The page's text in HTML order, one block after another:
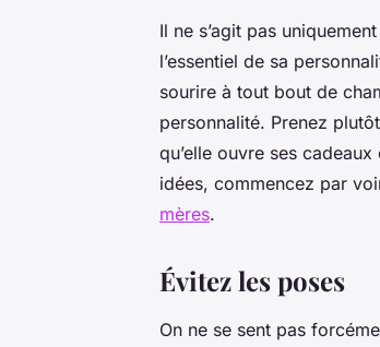
Il ne s’agit pas
l’essentiel de sa
sourire à tout bout de
personnalité. Prenez
qu’elle ouvre ses
idées, commencez par
mères.
Évitez les poses
On ne se sent pas